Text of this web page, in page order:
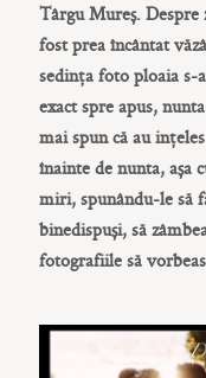
Târgu Mureș.
fost prea încântat
sedința foto ploaia s-
exact spre apus,
mai spun că au
înainte de nunta, așa
miri, spunându-le să
binedispuși, să
fotografiile să